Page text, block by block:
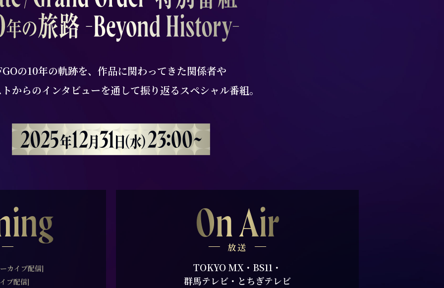
の10年の軌跡を、 作品に関わってきた関係者や
からのインタビューを通して振り返るスペシャル番組。
カイブ配信]
ブ配信]
On Air
放送
TOKYO MX・BS11・
群馬テレビ・とちぎテレビ